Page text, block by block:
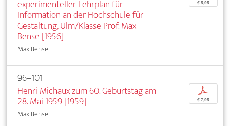
experimenteller Lehrplan für
Information an der Hochschule für
Gestaltung, Ulm/Klasse Prof. Max
Bense [1956]
Max Bense
€ 5,95
96–101
Henri Michaux zum 60. Geburtstag am
28. Mai 1959 [1959]
Max Bense
p
€ 7,95